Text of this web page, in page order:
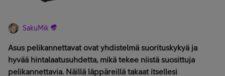
SakuMik
Asus pelikannettavat ovat yhdistelmä suorituskykyä ja
hyvää hintalaatusuhdetta, mikä tekee niistä suosittuja
pelikannettavia. Näillä läppäreillä takaat itsellesi